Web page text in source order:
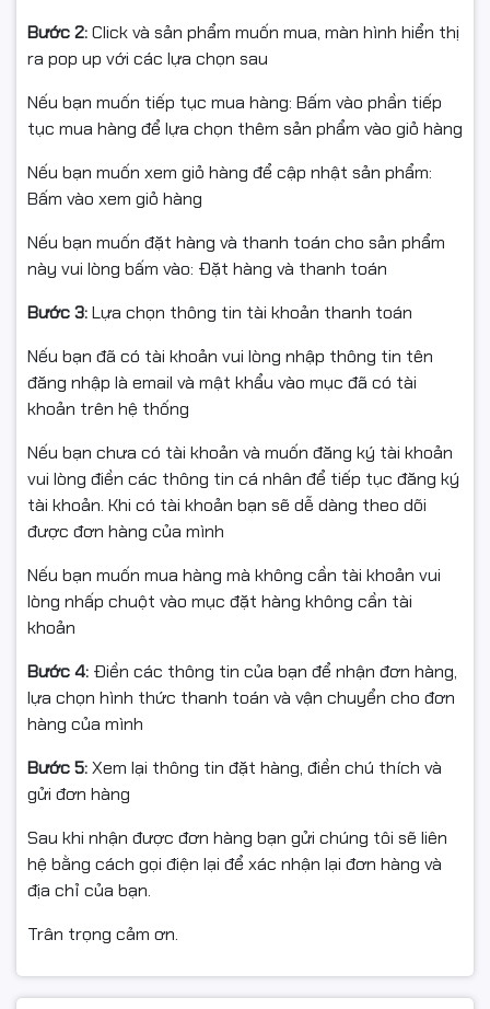
✅ Quay video khi mở hộp để làm bằng chứng nếu hư
hỏng/va đập/lỗi vận chuyển.
✅ Nếu không sử dụng được/chưa biết cách dùng, vui
lòng liên hệ trước khi hoàn để được hỗ trợ kỹ thuật.
✅ Sản phẩm hoàn cần đóng gói như ban đầu, không
trầy xước/hư hỏng, đủ phụ kiện/tem.
✅ Chỉ hỗ trợ đổi/hoàn khi hàng còn nguyên trạng và có
giá trị sử dụng.
Đặt mua ngay USB Kingston DTXM 64GB – chính hãng,
đủ VAT, giá tốt!
#USBKingston #DataTravelerExodia #DTXM
#USB32Gen1 #USB64GB #HangChinhHang #FullVAT
#NgocThoComputer
Bước 2:Click và sản phẩm muốn mua, màn hình hiển thị
ra pop up với các lựa chọn sau
Nếu bạn muốn tiếp tục mua hàng: Bấm vào phần tiếp
tục mua hàng để lựa chọn thêm sản phẩm vào giỏ hàng
Nếu bạn muốn xem giỏ hàng để cập nhật sản phẩm:
Bấm vào xem giỏ hàng
Nếu bạn muốn đặt hàng và thanh toán cho sản phẩm
này vui lòng bấm vào: Đặt hàng và thanh toán
Bước 3:Lựa chọn thông tin tài khoản thanh toán
Nếu bạn đã có tài khoản vui lòng nhập thông tin tên
đăng nhập là email và mật khẩu vào mục đã có tài
khoản trên hệ thống
Nếu bạn chưa có tài khoản và muốn đăng ký tài khoản
vui lòng điền các thông tin cá nhân để tiếp tục đăng ký
tài khoản. Khi có tài khoản bạn sẽ dễ dàng theo dõi
được đơn hàng của mình
Nếu bạn muốn mua hàng mà không cần tài khoản vui
lòng nhấp chuột vào mục đặt hàng không cần tài
khoản
Bước 4: Điền các thông tin của bạn để nhận đơn hàng,
lựa chọn hình thức thanh toán và vận chuyển cho đơn
hàng của mình
Bước 5:Xem lại thông tin đặt hàng, điền chú thích và
gửi đơn hàng
Sau khi nhận được đơn hàng bạn gửi chúng tôi sẽ liên
hệ bằng cách gọi điện lại để xác nhận lại đơn hàng và
địa chỉ của bạn.
Trân trọng cảm ơn.